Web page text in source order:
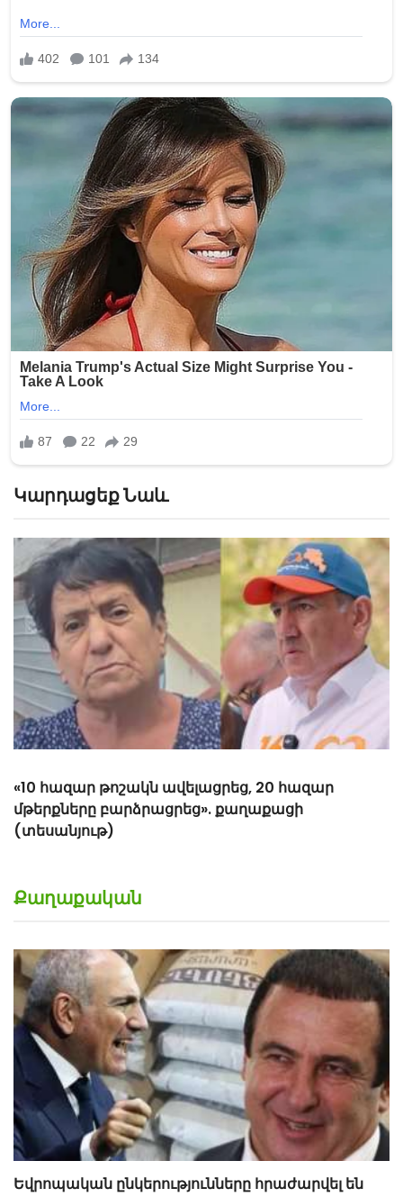
Կարդացեք Նաև
«Հիշեցի՞ք մեզ, ձեր սանիկներն ենք». աղջիկները՝
Նիկոլ Փաշինյանին
Քաղաքական
Եվրոպական ընկերությունները հրաժարվել են